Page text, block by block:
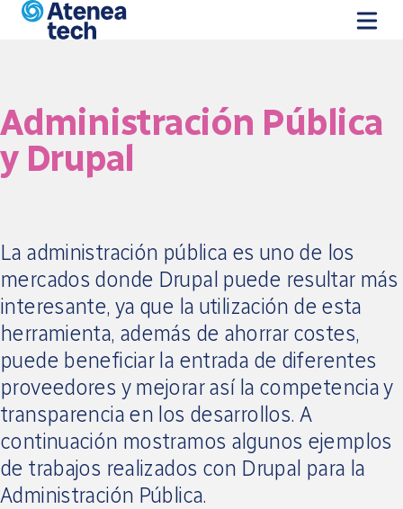
Skip to main content
Administración Pública
y Drupal
La administración pública es uno de los
mercados donde Drupal puede resultar más
interesante, ya que la utilización de esta
herramienta, además de ahorrar costes,
puede beneficiar la entrada de diferentes
proveedores y mejorar así la competencia y
transparencia en los desarrollos. A
continuación mostramos algunos ejemplos
de trabajos realizados con Drupal para la
Administración Pública.